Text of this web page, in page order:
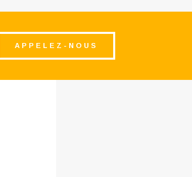
APPELEZ-NOUS